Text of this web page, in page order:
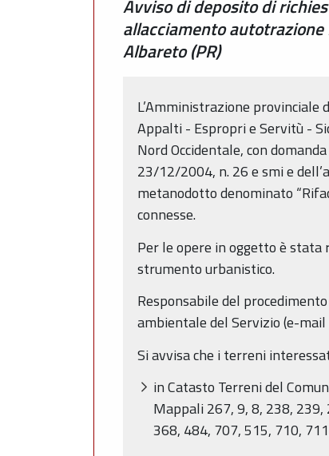
Avviso di deposito di
allacciamento autotrazione
Albareto (PR)
L’Amministrazione
Appalti - Espropri e Servitù -
Nord Occidentale, con
23/12/2004, n. 26 e smi e
metanodotto denominato
connesse.
Per le opere in oggetto è
strumento urbanistico.
Responsabile del
ambientale del Servizio (e-
Si avvisa che i terreni
in Catasto Terreni del
Mappali 267, 9, 8, 238,
368, 484, 707, 515, 710,